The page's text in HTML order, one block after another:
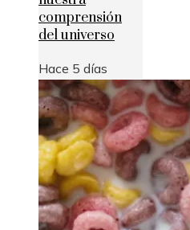
comprensión
del universo
Hace 5 días